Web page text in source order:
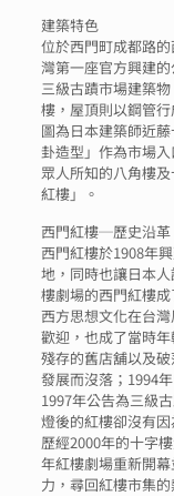
建築特色
位於西門町成都路
灣第一座官方興建
三級古蹟市場建築
樓，屋頂則以鋼管
圖為日本建築師近
卦造型」作為市場
眾人所知的八角樓
紅樓」。
西門紅樓─歷史沿革
西門紅樓於1908年
地，同時也讓日本
樓劇場的西門紅樓
西方思想文化在台
歡迎，也成了當時
殘存的舊店舖以及
發展而沒落；1994
1997年公告為三級
燈後的紅樓卻沒有
歷經2000年的十字
年紅樓劇場重新開
力，尋回紅樓市集的